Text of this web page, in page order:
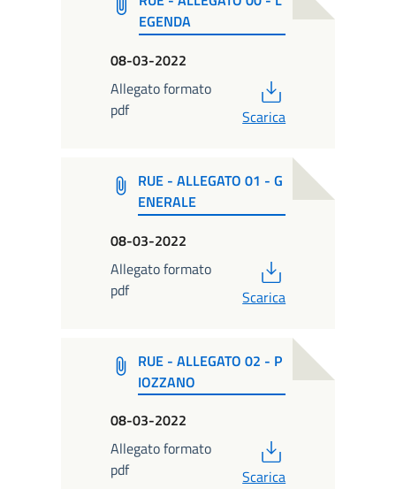
EGENDA
08-03-2022
Allegato formato
pdf
Scarica
RUE - ALLEGATO 01 - G
ENERALE
08-03-2022
Allegato formato
pdf
Scarica
RUE - ALLEGATO 02 - P
IOZZANO
08-03-2022
Allegato formato
pdf
Scarica